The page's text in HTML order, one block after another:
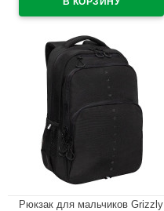
Рюкзак для мальчиков Grizzly